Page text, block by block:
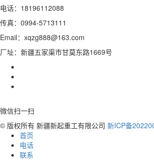
电话：18196112088
传真：0994-5713111
Email：xqzg888@163.com
厂址：新疆五家渠市甘莫东路1669号
微信扫一扫
© 版权所有 新疆新起重工有限公司 新ICP备
首页
电话
联系